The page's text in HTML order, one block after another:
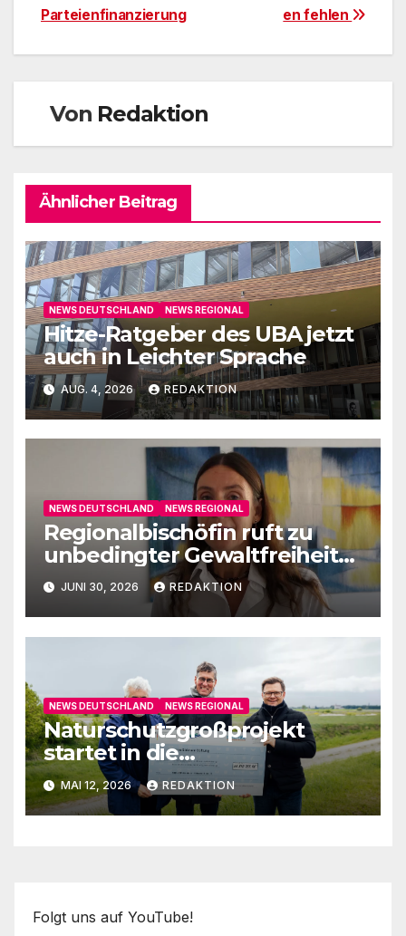
en fehlen
Parteienfinanzierung
Von Redaktion
Ähnlicher Beitrag
NEWS DEUTSCHLAND NEWS REGIONAL
Hitze-Ratgeber des UBA jetzt
auch in Leichter Sprache
AUG. 4, 2026 REDAKTION
NEWS DEUTSCHLAND NEWS REGIONAL
Regionalbischöfin ruft zu
unbedingter Gewaltfreiheit
aufJUNI 30, 2026 REDAKTION
NEWS DEUTSCHLAND NEWS REGIONAL
Naturschutzgroßprojekt
startet in die
Umsetzungsphase
MAI 12, 2026 REDAKTION
Folgt uns auf YouTube!